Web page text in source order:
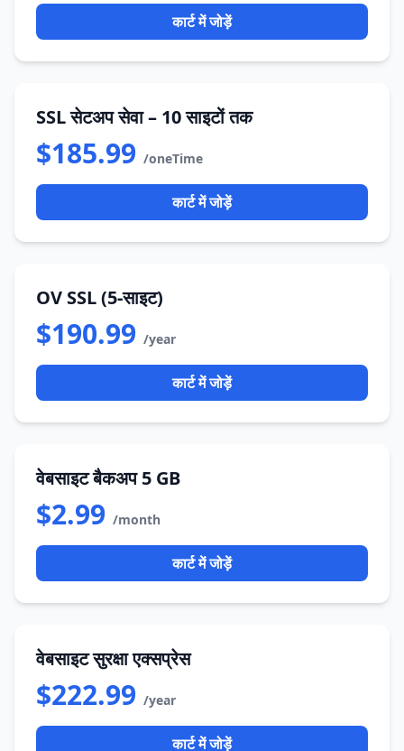
कार्ट में जोड़ें
SSL सेटअप सेवा – 10 साइटों तक
$185.99 /oneTime
कार्ट में जोड़ें
OV SSL (5-साइट)
$190.99 /year
कार्ट में जोड़ें
वेबसाइट बैकअप 5 GB
$2.99 /month
कार्ट में जोड़ें
वेबसाइट सुरक्षा एक्सप्रेस
$222.99 /year
कार्ट में जोड़ें